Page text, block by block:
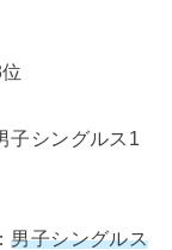
子シングルス1
：男子シングルス